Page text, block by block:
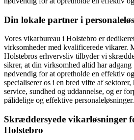
Din lokale partner i
Vores vikarbureau i Holstebro er
virksomheder med kvalificerede vikarer.
Holstebros erhvervsliv tilbyder vi
sikrer, at din virksomhed altid har
nødvendig for at opretholde en effektiv
specialiserer os i en bred vifte af
service, sundhed og uddannelse, og er
pålidelige og effektive personaleløsninger.
Skræddersyede vikarløsninger
Holstebro